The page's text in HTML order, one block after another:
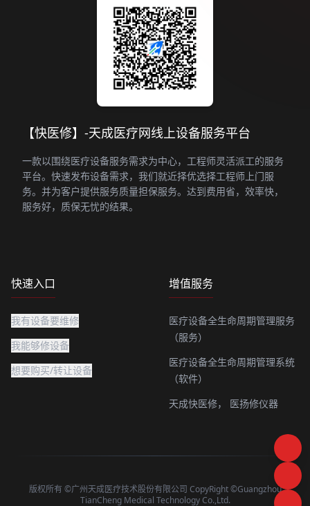
【快医修】-天成医疗网线上设备服务平台
一款以围绕医疗设备服务需求为中心，工程师灵活派工的服务
平台。快速发布设备需求，我们就近择优选择工程师上门服
务。并为客户提供服务质量担保服务。达到费用省，效率快，
服务好，质保无忧的结果。
快速入口
我有设备要维修
我能够修设备
想要购买/转让设备
增值服务
医疗设备全生命周期管理服务
（服务）
医疗设备全生命周期管理系统
（软件）
天成快医修，
医扬修仪器
版权所有 ©广州天成医疗技术股份有限公司 CopyRight ©Guangzhou
TianCheng Medical Technology Co.,Ltd.